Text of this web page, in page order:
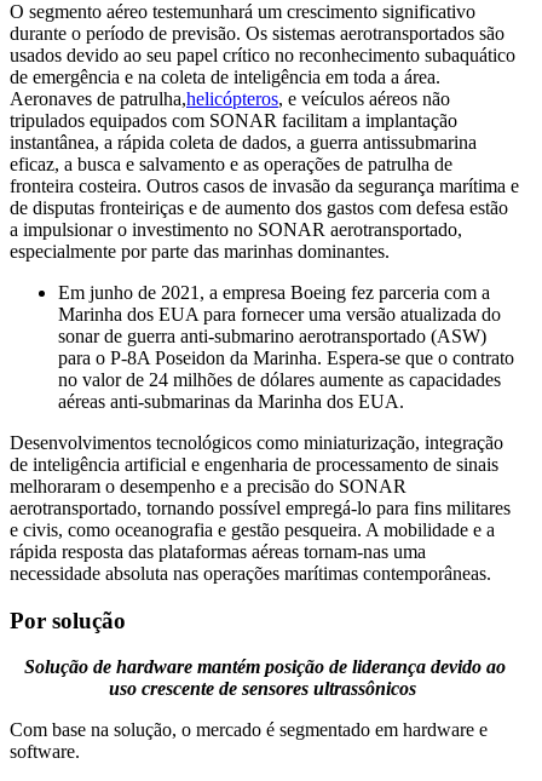
O segmento aéreo testemunhará um crescimento significativo
durante o período de previsão. Os sistemas aerotransportados são
usados ​​devido ao seu papel crítico no reconhecimento subaquático
de emergência e na coleta de inteligência em toda a área.
Aeronaves de patrulha,helicópteros, e veículos aéreos não
tripulados equipados com SONAR facilitam a implantação
instantânea, a rápida coleta de dados, a guerra antissubmarina
eficaz, a busca e salvamento e as operações de patrulha de
fronteira costeira. Outros casos de invasão da segurança marítima e
de disputas fronteiriças e de aumento dos gastos com defesa estão
a impulsionar o investimento no SONAR aerotransportado,
especialmente por parte das marinhas dominantes.
Em junho de 2021, a empresa Boeing fez parceria com a
Marinha dos EUA para fornecer uma versão atualizada do
sonar de guerra anti-submarino aerotransportado (ASW)
para o P-8A Poseidon da Marinha. Espera-se que o contrato
no valor de 24 milhões de dólares aumente as capacidades
aéreas anti-submarinas da Marinha dos EUA.
Desenvolvimentos tecnológicos como miniaturização, integração
de inteligência artificial e engenharia de processamento de sinais
melhoraram o desempenho e a precisão do SONAR
aerotransportado, tornando possível empregá-lo para fins militares
e civis, como oceanografia e gestão pesqueira. A mobilidade e a
rápida resposta das plataformas aéreas tornam-nas uma
necessidade absoluta nas operações marítimas contemporâneas.
Por solução
Solução de hardware mantém posição de liderança devido ao
uso crescente de sensores ultrassônicos
Com base na solução, o mercado é segmentado em hardware e
software.